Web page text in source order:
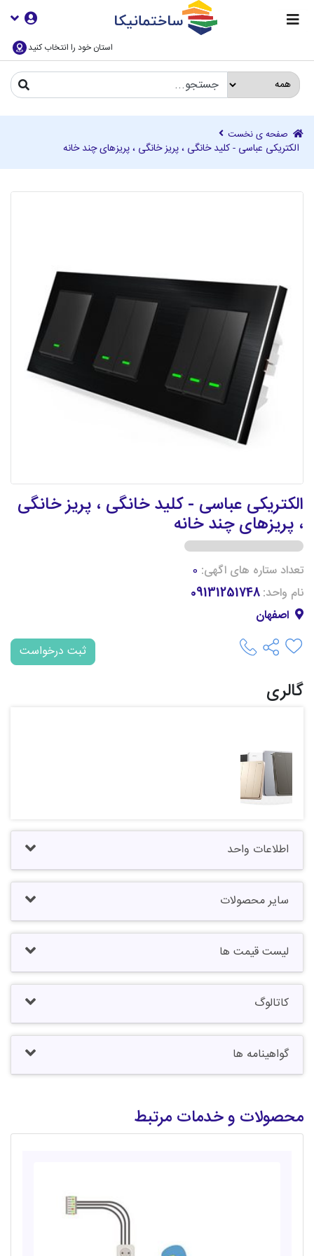
استان خود را انتخاب کنید
صفحه ی نخست
الکتریکی عباسی - کلید خانگی ، پریز خانگی ، پریزهای چند خانه
الکتریکی عباسی - کلید خانگی ، پریز خانگی
، پریزهای چند خانه
تعداد ستاره های اگهی: 0
نام واحد:09131251748
اصفهان
ثبت درخواست
گالری
مجموعه
فرد کارگر
اطلاعات واحد
سایر محصولات
لیست قیمت ها
کاتالوگ
گواهینامه ها
محصولات و خدمات مرتبط